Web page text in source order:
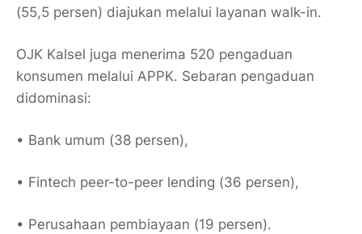
(55,5 persen) diajukan melalui layanan walk-in.
OJK Kalsel juga menerima 520 pengaduan
konsumen melalui APPK. Sebaran pengaduan
didominasi:
• Bank umum (38 persen),
• Fintech peer-to-peer lending (36 persen),
• Perusahaan pembiayaan (19 persen).